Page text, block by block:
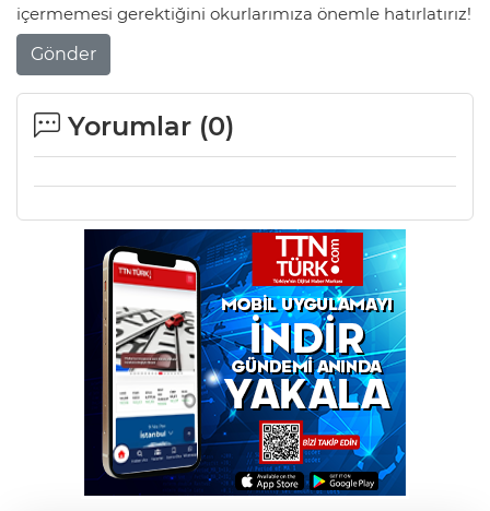
içermemesi gerektiğini okurlarımıza önemle hatırlatırız!
Gönder
Yorumlar (0)